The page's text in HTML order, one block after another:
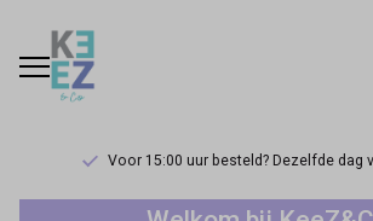
Voor 15:00 uur besteld? Dezelfde dag